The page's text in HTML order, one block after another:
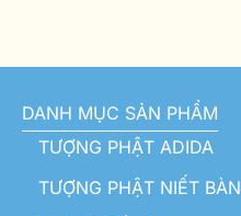
DANH MỤC SẢN PHẨM
TƯỢNG PHẬT ADIDA
TƯỢNG PHẬT NIẾT BÀN